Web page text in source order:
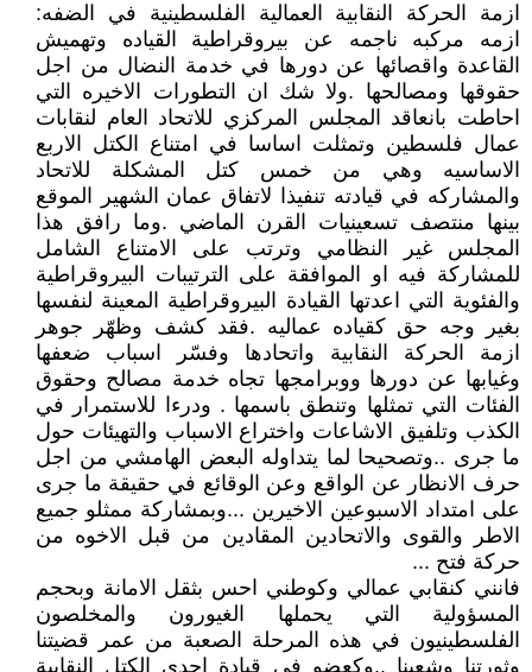
ازمة الحركة النقابية العمالية الفلسطينية في الضفه:
ازمه مركبه ناجمه عن بيروقراطية القياده وتهميش
القاعدة واقصائها عن دورها في خدمة النضال من اجل
حقوقها ومصالحها .ولا شك ان التطورات الاخيره التي
احاطت بانعاقد المجلس المركزي للاتحاد العام لنقابات
عمال فلسطين وتمثلت اساسا في امتناع الكتل الاربع
الاساسيه وهي من خمس كتل المشكلة للاتحاد
والمشاركه في قيادته تنفيذا لاتفاق عمان الشهير الموقع
بينها منتصف تسعينيات القرن الماضي .وما رافق هذا
المجلس غير النظامي وترتب على الامتناع الشامل
للمشاركة فيه او الموافقة على الترتيبات البيروقراطية
والفئوية التي اعدتها القيادة البيروقراطية المعينة لنفسها
بغير وجه حق كقياده عماليه .فقد كشف وظهّر جوهر
ازمة الحركة النقابية واتحادها وفسّر اسباب ضعفها
وغيابها عن دورها ووبرامجها تجاه خدمة مصالح وحقوق
الفئات التي تمثلها وتنطق باسمها . ودرءا للاستمرار في
الكذب وتلفيق الاشاعات واختراع الاسباب والتهيئات حول
ما جرى ..وتصحيحا لما يتداوله البعض الهامشي من اجل
حرف الانظار عن الواقع وعن الوقائع في حقيقة ما جرى
على امتداد الاسبوعين الاخيرين ...وبمشاركة ممثلو جميع
الاطر والقوى والاتحادين المقادين من قبل الاخوه من
حركة فتح ...
فانني كنقابي عمالي وكوطني احس بثقل الامانة وبحجم
المسؤولية التي يحملها الغيورون والمخلصون
الفلسطينيون في هذه المرحلة الصعبة من عمر قضيتنا
وثورتنا وشعبنا ..وكعضو في قيادة احدى الكتل النقابية